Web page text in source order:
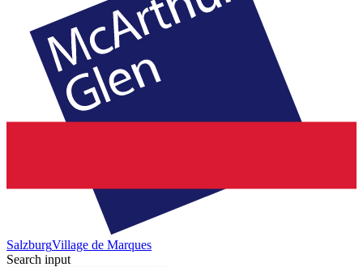
SalzburgVillage de Marques
Search input